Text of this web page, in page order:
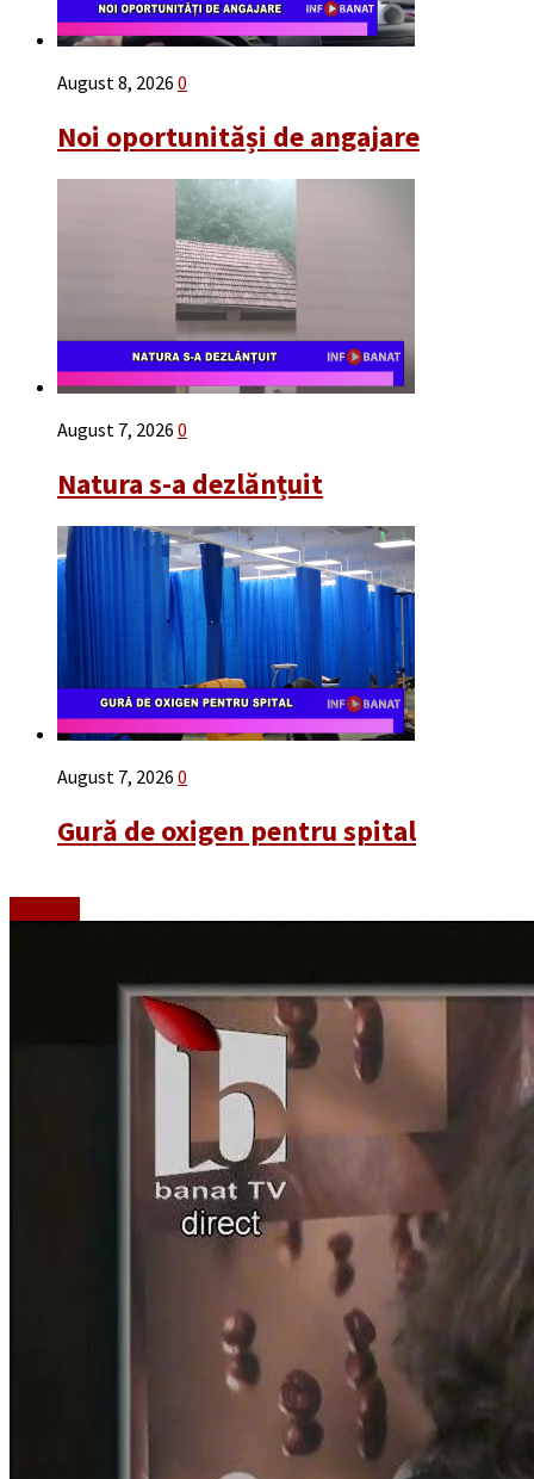
August 8, 2026 0
Noi oportunităși de angajare
August 7, 2026 0
Natura s-a dezlănțuit
August 7, 2026 0
Gură de oxigen pentru spital